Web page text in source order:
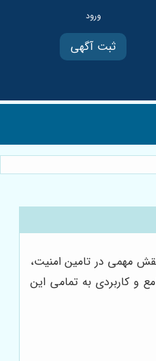
ثبت آگهی
مهمی در تامین امنیت،
و کاربردی به تمامی این